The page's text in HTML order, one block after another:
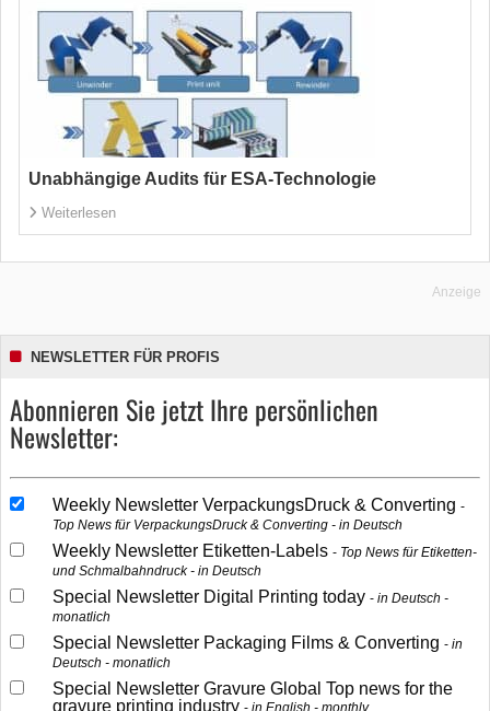
Unabhängige Audits für ESA-Technologie
Weiterlesen
Anzeige
NEWSLETTER FÜR PROFIS
Abonnieren Sie jetzt Ihre persönlichen
Newsletter:
Weekly Newsletter VerpackungsDruck & Converting
Top News für VerpackungsDruck & Converting - in Deutsch
Weekly Newsletter Etiketten-Labels
Top News für Etiketten-
und Schmalbahndruck - in Deutsch
Special Newsletter Digital Printing today
in Deutsch -
monatlich
Special Newsletter Packaging Films & Converting
in
Deutsch - monatlich
Special Newsletter Gravure Global Top news for the
gravure printing industry
in English - monthly